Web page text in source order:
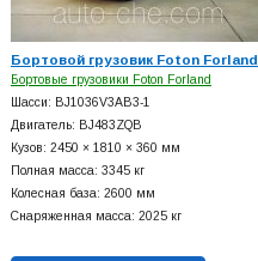
Бортовой грузовик Foton Forland
Бортовые грузовики Foton Forland
Шасси: BJ1036V3AB3-1
Двигатель: BJ483ZQB
Кузов: 2450 × 1810 × 360 мм
Полная масса: 3345 кг
Колесная база: 2600 мм
Снаряженная масса: 2025 кг